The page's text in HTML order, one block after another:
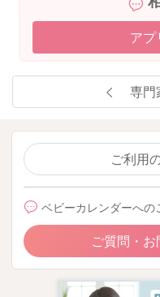
アプ
専門
ご利用
ベビーカレンダーへの
ご質問・お